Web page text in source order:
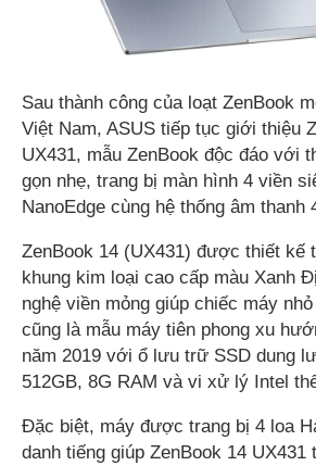
Sau thành công của loạt ZenBook
Việt Nam, ASUS tiếp tục giới thiệu
UX431, mẫu ZenBook độc đáo với
gọn nhẹ, trang bị màn hình 4 viền
NanoEdge cùng hệ thống âm thanh
ZenBook 14 (UX431) được thiết kế
khung kim loại cao cấp màu Xanh
nghệ viền mỏng giúp chiếc máy
cũng là mẫu máy tiên phong xu
năm 2019 với ổ lưu trữ SSD dung
512GB, 8G RAM và vi xử lý Intel
Đặc biệt, máy được trang bị 4 loa
danh tiếng giúp ZenBook 14 UX431